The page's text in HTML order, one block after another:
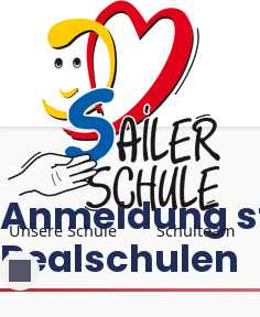
Navigation überspringen
Unsere Schule Schulteam
Anmeldung
Realschulen